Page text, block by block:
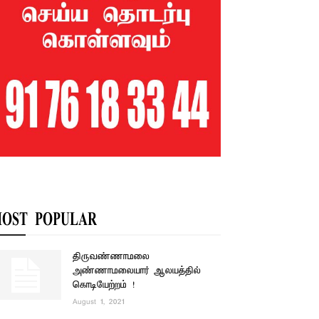
POPULAR
திருவண்ணாமலை
அண்ணாமலையார் ஆலயத்தில்
கொடியேற்றம் !
August 1, 2021